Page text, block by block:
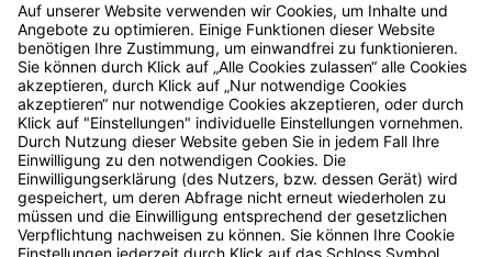
MENÜ
Home
Über mich
Herzenssache
Reportagen
LGBTQIA+
Styled Shootings
Rezensionen
Kontakt
Leistungen
Auf unserer Website verwenden wir Cookies, um Inhalte und
Angebote zu optimieren. Einige Funktionen dieser Website
benötigen Ihre Zustimmung, um einwandfrei zu funktionieren.
Sie können durch Klick auf „Alle Cookies zulassen“ alle Cookies
akzeptieren, durch Klick auf „Nur notwendige Cookies
akzeptieren“ nur notwendige Cookies akzeptieren, oder durch
Klick auf "Einstellungen" individuelle Einstellungen vornehmen.
Durch Nutzung dieser Website geben Sie in jedem Fall Ihre
Einwilligung zu den notwendigen Cookies. Die
Einwilligungserklärung (des Nutzers, bzw. dessen Gerät) wird
gespeichert, um deren Abfrage nicht erneut wiederholen zu
müssen und die Einwilligung entsprechend der gesetzlichen
Verpflichtung nachweisen zu können. Sie können Ihre Cookie
Einstellungen jederzeit durch Klick auf das Schloss Symbol